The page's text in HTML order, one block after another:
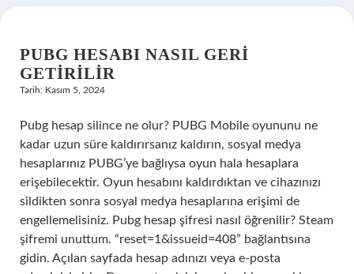
PUBG HESABI NASIL GERI
GETIRILIR
Tarih: Kasım 5, 2024
Pubg hesap silince ne olur? PUBG Mobile oyununu ne
kadar uzun süre kaldırırsanız kaldırın, sosyal medya
hesaplarınız PUBG’ye bağlıysa oyun hala hesaplara
erişebilecektir. Oyun hesabını kaldırdıktan ve cihazınızı
sildikten sonra sosyal medya hesaplarına erişimi de
engellemelisiniz. Pubg hesap şifresi nasıl öğrenilir? Steam
şifremi unuttum. “reset=1&issueid=408” bağlantısına
gidin. Açılan sayfada hesap adınızı veya e-posta